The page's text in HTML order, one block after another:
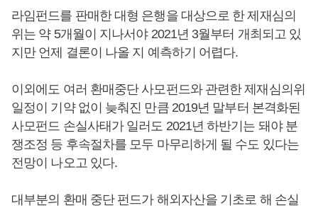
라임펀드를 판매한 대형 은행을 대상으로 한 제재심의
위는 약 5개월이 지나서야 2021년 3월부터 개최되고 있
지만 언제 결론이 나올 지 예측하기 어렵다.
이외에도 여러 환매중단 사모펀드와 관련한 제재심의위
일정이 기약 없이 늦춰진 만큼 2019년 말부터 본격화된
사모펀드 손실사태가 일러도 2021년 하반기는 돼야 분
쟁조정 등 후속절차를 모두 마무리하게 될 수도 있다는
전망이 나오고 있다.
대부분의 환매 중단 펀드가 해외자산을 기초로 해 손실